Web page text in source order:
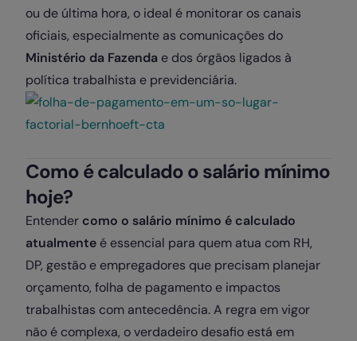
ou de última hora, o ideal é monitorar os canais
oficiais, especialmente as comunicações do
Ministério da Fazenda e dos órgãos ligados à
política trabalhista e previdenciária.
Como é calculado o salário mínimo
hoje?
Entender como o salário mínimo é calculado
atualmente é essencial para quem atua com RH,
DP, gestão e empregadores que precisam planejar
orçamento, folha de pagamento e impactos
trabalhistas com antecedência. A regra em vigor
não é complexa, o verdadeiro desafio está em